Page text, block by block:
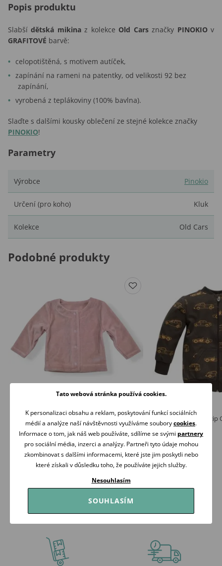
Popis produktu
Slabšídětská mikinaz kolekce Old Carsznačky PINOKIOv
GRAFITOVÉ barvě:
celopotištěná, s motivem autíček,
zapínání na rameni na patentky, od velikosti 92 bez
zapínání,
vyrobená z teplákoviny (100% bavlna).
Slaďte s dalšími kousky oblečení ze stejné kolekce značky
PINOKIO!
Parametry
Výrobce Pinokio
Určení (pro koho) Kluk
Kolekce Old Cars
Podobné produkty
Mrofi Velurový kabátek PUDROVĚ RŮŽOVÝ
249 Kč
Koupit
PINOKIO Mikina na zip
569 Kč
Skladem
Koupit
Tato webová stránka používá cookies.
K personalizaci obsahu a reklam, poskytování funkcí sociálních
médií a analýze naší návštěvnosti využíváme souborycookies.
Informace o tom, jak náš web používáte, sdílíme se svými partnery
pro sociální média, inzerci a analýzy. Partneři tyto údaje mohou
zkombinovat s dalšími informacemi, které jste jim poskytli nebo
které získali v důsledku toho, že používáte jejich služby.
Nesouhlasím
SOUHLASÍM